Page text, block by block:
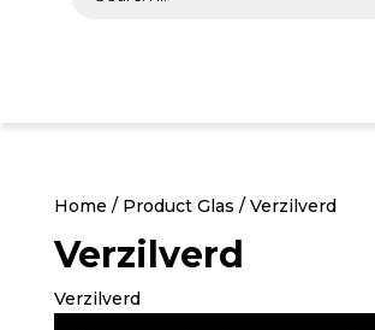
Home / Product Glas / Verzilverd
Verzilverd
Verzilverd